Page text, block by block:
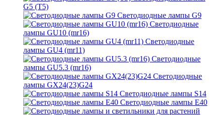
G5 (T5)
Светодиодные лампы G9
Светодиодные
лампы GU10 (mr16)
Светодиодные
лампы GU4 (mr11)
Светодиодные
лампы GU5.3 (mr16)
Светодиодные
лампы GX24(23)G24
Светодиодные лампы S14
Светодиодные лампы Е40